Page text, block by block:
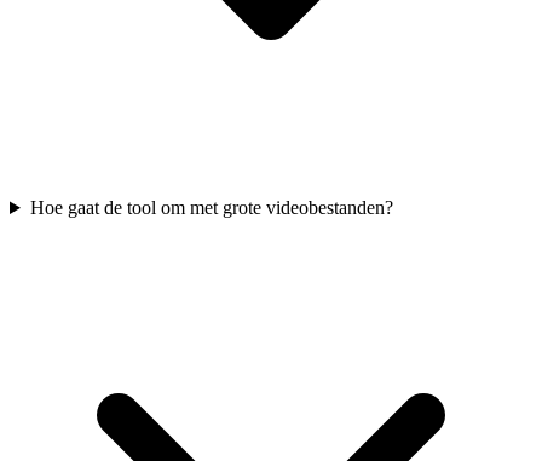
Hoe gaat de tool om met grote videobestanden?